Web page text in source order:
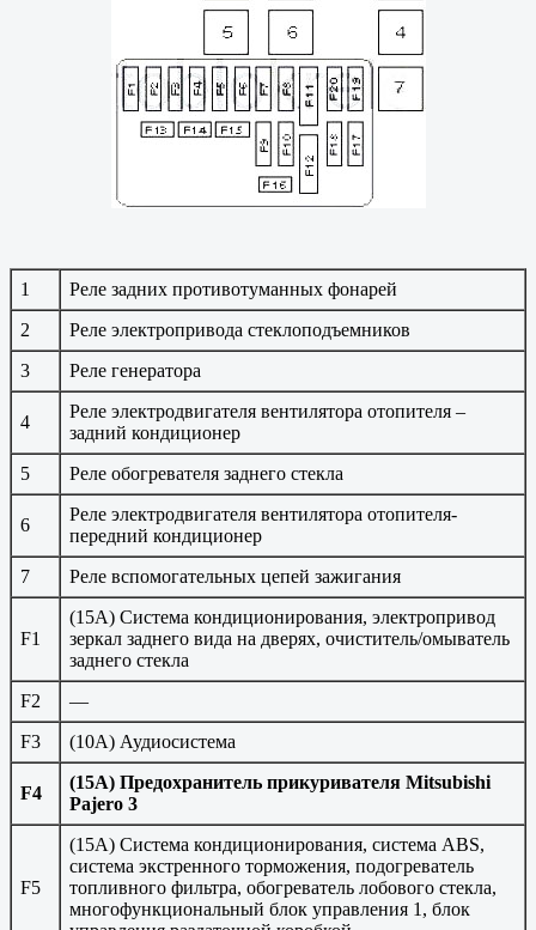
1
Реле задних противотуманных фонарей
2
Реле электропривода стеклоподъемников
3
Реле генератора
4
Реле электродвигателя вентилятора отопителя –
задний кондиционер
5
Реле обогревателя заднего стекла
6
Реле электродвигателя вентилятора отопителя-
передний кондиционер
7
Реле вспомогательных цепей зажигания
F1
(15A) Система кондиционирования, электропривод
зеркал заднего вида на дверях, очиститель/омыватель
заднего стекла
F2
—
F3
(10A) Аудиосистема
F4
(15A) Предохранитель прикуривателя Mitsubishi
Pajero 3
F5
(15A) Система кондиционирования, система ABS,
система экстренного торможения, подогреватель
топливного фильтра, обогреватель лобового стекла,
многофункциональный блок управления 1, блок